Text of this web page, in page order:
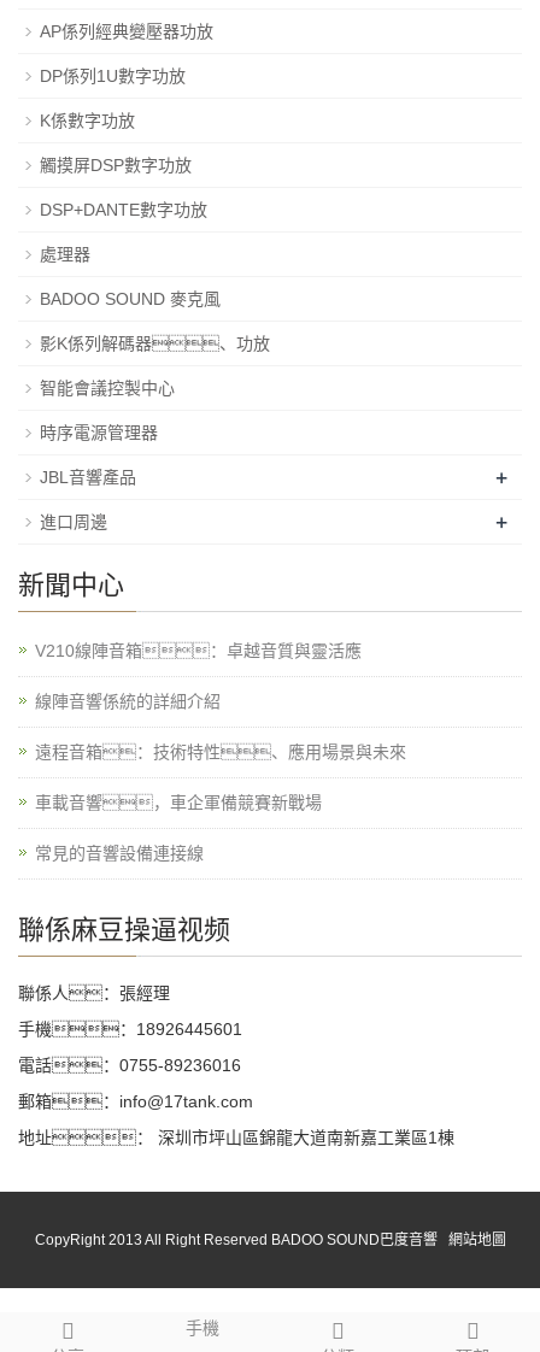
AP係列經典變壓器功放
DP係列1U數字功放
K係數字功放
觸摸屏DSP數字功放
DSP+DANTE數字功放
處理器
BADOO SOUND 麥克風
影K係列解碼器、功放
智能會議控製中心
時序電源管理器
JBL音響產品 +
進口周邊 +
新聞中心
V210線陣音箱：卓越音質與靈活應
線陣音響係統的詳細介紹
遠程音箱：技術特性、應用場景與未來
車載音響，車企軍備競賽新戰場
常見的音響設備連接線
聯係麻豆操逼视频
聯係人：張經理
手機：18926445601
電話：0755-89236016
郵箱：info@17tank.com
地址： 深圳市坪山區錦龍大道南新嘉工業區1棟
手機
CopyRight 2013 All Right Reserved BADOO SOUND巴度音響 網站地圖